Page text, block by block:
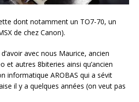
dont notamment un TO7-70, un
de chez Canon).
avec nous Maurice, ancien
et autres 8biteries ainsi qu’ancien
informatique AROBAS qui a sévit
il y a quelques années (on veut pas